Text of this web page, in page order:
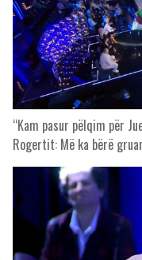
“Kam pasur pëlqim për
Rogertit: Më ka bërë